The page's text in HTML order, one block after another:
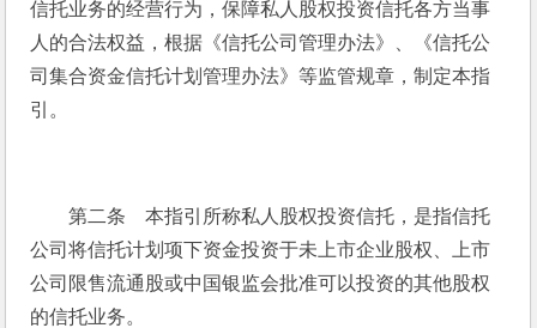
信托业务的经营行为，保障私人股权投资信托各方当事
人的合法权益，根据《信托公司管理办法》、《信托公
司集合资金信托计划管理办法》等监管规章，制定本指
引。
第二条　本指引所称私人股权投资信托，是指信托
公司将信托计划项下资金投资于未上市企业股权、上市
公司限售流通股或中国银监会批准可以投资的其他股权
的信托业务。